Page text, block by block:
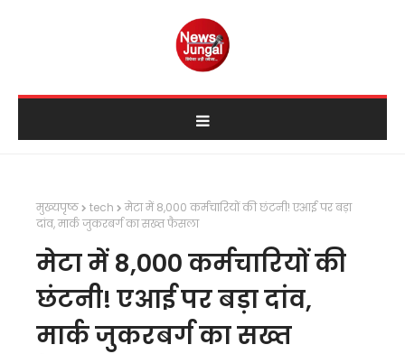
मुख्यपृष्ठ tech
मेटा में 8,000 कर्मचारियों की छंटनी! एआई पर बड़ा
दांव, मार्क जुकरबर्ग का सख्त फैसला
मेटा में 8,000 कर्मचारियों की
छंटनी! एआई पर बड़ा दांव,
मार्क जुकरबर्ग का सख्त